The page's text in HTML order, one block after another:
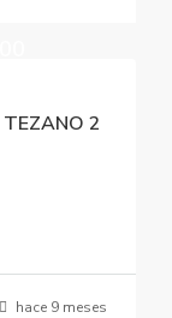
TEZANO 2
hace 9 meses